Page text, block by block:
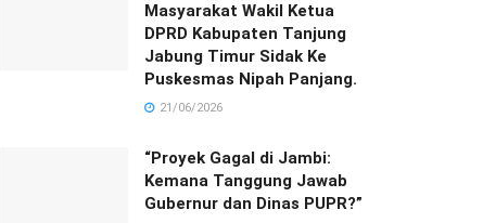
Masyarakat Wakil Ketua
DPRD Kabupaten Tanjung
Jabung Timur Sidak Ke
Puskesmas Nipah Panjang.
21/06/2026
“Proyek Gagal di Jambi:
Kemana Tanggung Jawab
Gubernur dan Dinas PUPR?”